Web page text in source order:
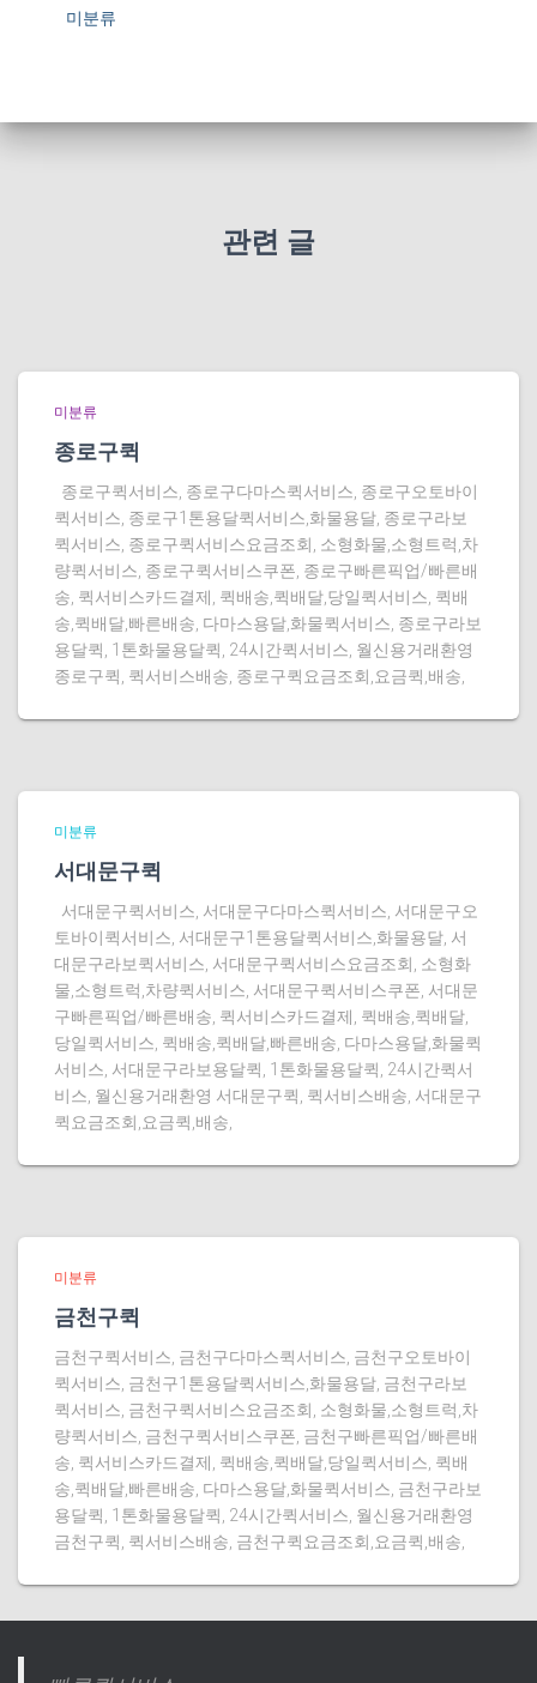
미분류
관련 글
미분류
종로구퀵
종로구퀵서비스, 종로구다마스퀵서비스, 종로구오토바이
퀵서비스, 종로구1톤용달퀵서비스,화물용달, 종로구라보
퀵서비스, 종로구퀵서비스요금조회, 소형화물,소형트럭,차
량퀵서비스, 종로구퀵서비스쿠폰, 종로구빠른픽업/빠른배
송, 퀵서비스카드결제, 퀵배송,퀵배달,당일퀵서비스, 퀵배
송,퀵배달,빠른배송, 다마스용달,화물퀵서비스, 종로구라보
용달퀵, 1톤화물용달퀵, 24시간퀵서비스, 월신용거래환영
종로구퀵, 퀵서비스배송, 종로구퀵요금조회,요금퀵,배송,
미분류
서대문구퀵
서대문구퀵서비스, 서대문구다마스퀵서비스, 서대문구오
토바이퀵서비스, 서대문구1톤용달퀵서비스,화물용달, 서
대문구라보퀵서비스, 서대문구퀵서비스요금조회, 소형화
물,소형트럭,차량퀵서비스, 서대문구퀵서비스쿠폰, 서대문
구빠른픽업/빠른배송, 퀵서비스카드결제, 퀵배송,퀵배달,
당일퀵서비스, 퀵배송,퀵배달,빠른배송, 다마스용달,화물퀵
서비스, 서대문구라보용달퀵, 1톤화물용달퀵, 24시간퀵서
비스, 월신용거래환영 서대문구퀵, 퀵서비스배송, 서대문구
퀵요금조회,요금퀵,배송,
미분류
금천구퀵
금천구퀵서비스, 금천구다마스퀵서비스, 금천구오토바이
퀵서비스, 금천구1톤용달퀵서비스,화물용달, 금천구라보
퀵서비스, 금천구퀵서비스요금조회, 소형화물,소형트럭,차
량퀵서비스, 금천구퀵서비스쿠폰, 금천구빠른픽업/빠른배
송, 퀵서비스카드결제, 퀵배송,퀵배달,당일퀵서비스, 퀵배
송,퀵배달,빠른배송, 다마스용달,화물퀵서비스, 금천구라보
용달퀵, 1톤화물용달퀵, 24시간퀵서비스, 월신용거래환영
금천구퀵, 퀵서비스배송, 금천구퀵요금조회,요금퀵,배송,